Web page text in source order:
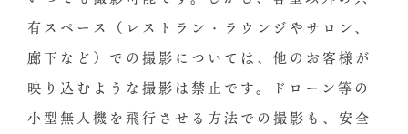
有スペース（レストラン・ラウンジやサロン、
廊下など）での撮影については、他のお客様が
映り込むような撮影は禁止です。ドローン等の
小型無人機を飛行させる方法での撮影も、安全